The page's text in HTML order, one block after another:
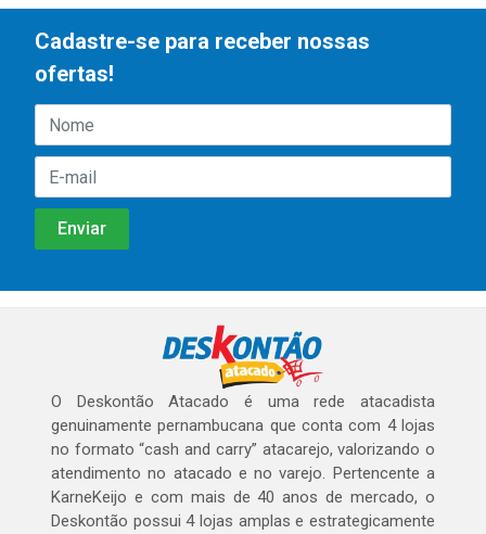
Cadastre-se para receber nossas
ofertas!
O Deskontão Atacado é uma rede atacadista
genuinamente pernambucana que conta com 4 lojas
no formato “cash and carry” atacarejo, valorizando o
atendimento no atacado e no varejo. Pertencente a
KarneKeijo e com mais de 40 anos de mercado, o
Deskontão possui 4 lojas amplas e estrategicamente